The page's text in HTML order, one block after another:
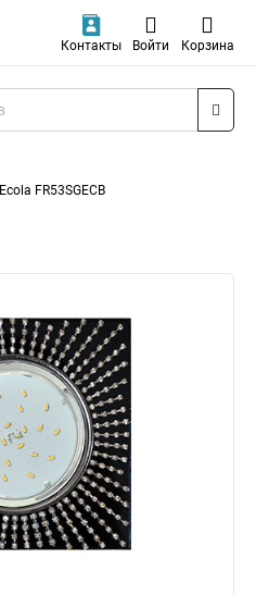
Контакты Войти Корзина
Ecola FR53SGECB